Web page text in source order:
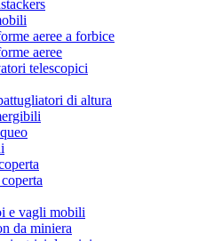
aeree a forbice
aeree
telescopici
di altura
e vagli mobili
da miniera